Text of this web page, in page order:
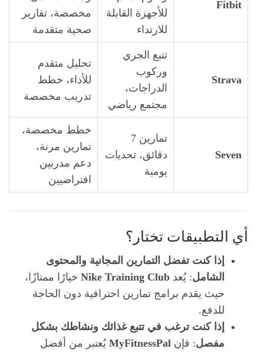
Fitbit
للأجهزة القابلة
للارتداء
مخصصة، تقارير
صحية متقدمة
Strava
تتبع الجري
وركوب
الدراجات،
مجتمع رياضي
تحليل متقدم
للأداء، خطط
تدريب مخصصة
Seven
تمارين 7
دقائق، تحديات
يومية
خطط مخصصة،
تمارين مرنة،
دعم مدربين
افتراضيين
أي التطبيقات تختار؟
إذا كنت تفضل التمارين المجانية والمحتوى
الشامل: يُعد Nike Training Club خيارًا ممتازًا،
حيث يقدم برامج تمارين احترافية دون الحاجة
للدفع.
إذا كنت ترغب في تتبع غذائك ونشاطك بشكل
مفصل: فإن MyFitnessPal يُعتبر من أفضل